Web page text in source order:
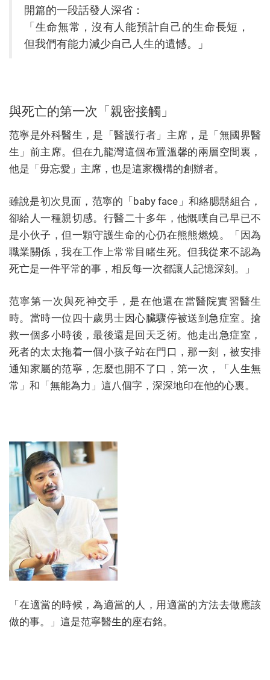
開篇的一段話發人深省：
「生命無常，沒有人能預計自己的生命長短，
但我們有能力減少自己人生的遺憾。」
與死亡的第一次「親密接觸」
范寧是外科醫生，是「醫護行者」主席，是「無國界醫
生」前主席。但在九龍灣這個布置溫馨的兩層空間裏，
他是「毋忘愛」主席，也是這家機構的創辦者。
雖說是初次見面，范寧的「baby face」和絡腮鬍組合，
卻給人一種親切感。行醫二十多年，他慨嘆自己早已不
是小伙子，但一顆守護生命的心仍在熊熊燃燒。「因為
職業關係，我在工作上常常目睹生死。但我從來不認為
死亡是一件平常的事，相反每一次都讓人記憶深刻。」
范寧第一次與死神交手，是在他還在當醫院實習醫生
時。當時一位四十歲男士因心臟驟停被送到急症室。搶
救一個多小時後，最後還是回天乏術。他走出急症室，
死者的太太拖着一個小孩子站在門口，那一刻，被安排
通知家屬的范寧，怎麼也開不了口，第一次，「人生無
常」和「無能為力」這八個字，深深地印在他的心裏。
「在適當的時候，為適當的人，用適當的方法去做應該
做的事。」這是范寧醫生的座右銘。